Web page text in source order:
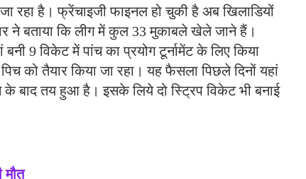
रहा है। फ्रेंचाइजी फाइनल हो चुकी है अब खिलाडियों
ने बताया कि लीग में कुल 33 मुकाबले खेले जाने हैं।
9 विकेट में पांच का प्रयोग टूर्नामेंट के लिए किया
को तैयार किया जा रहा। यह फैसला पिछले दिनों यहां
के बाद तय हुआ है। इसके लिये दो स्ट्रिप विकेट भी बनाई
मौत